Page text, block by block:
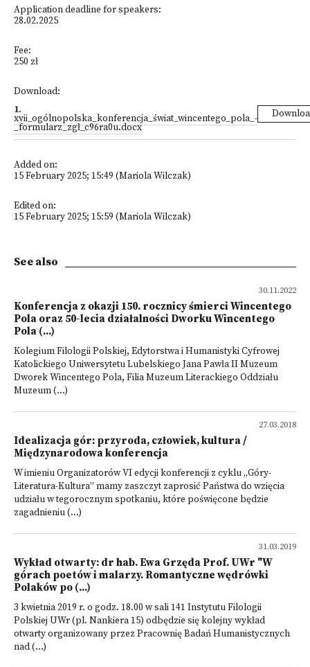
Application deadline for speakers:
28.02.2025
Fee:
250 zł
Download:
1.
xvii_ogólnopolska_konferencja_świat_wincentego_pola_-
_formularz_zgł_c96ra0u.docx
Added on:
15 February 2025; 15:49 (Mariola Wilczak)
Edited on:
15 February 2025; 15:59 (Mariola Wilczak)
See also
30.11.2022
Konferencja z okazji 150. rocznicy śmierci Wincentego
Pola oraz 50-lecia działalności Dworku Wincentego
Pola (...)
Kolegium Filologii Polskiej, Edytorstwa i Humanistyki Cyfrowej
Katolickiego Uniwersytetu Lubelskiego Jana Pawła II Muzeum
Dworek Wincentego Pola, Filia Muzeum Literackiego Oddziału
Muzeum (...)
27.03.2018
Idealizacja gór: przyroda, człowiek, kultura /
Międzynarodowa konferencja
W imieniu Organizatorów VI edycji konferencji z cyklu „Góry-
Literatura-Kultura” mamy zaszczyt zaprosić Państwa do wzięcia
udziału w tegorocznym spotkaniu, które poświęcone będzie
zagadnieniu (...)
31.03.2019
Wykład otwarty: dr hab. Ewa Grzęda Prof. UWr "W
górach poetów i malarzy. Romantyczne wędrówki
Polaków po (...)
3 kwietnia 2019 r. o godz. 18.00 w sali 141 Instytutu Filologii
Polskiej UWr (pl. Nankiera 15) odbędzie się kolejny wykład
otwarty organizowany przez Pracownię Badań Humanistycznych
nad (...)